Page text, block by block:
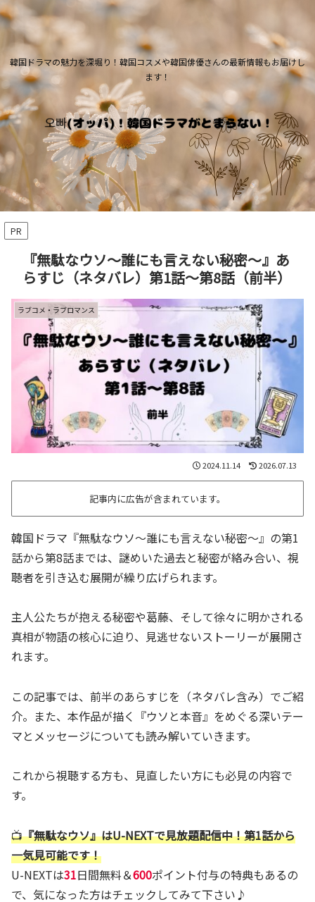
韓国ドラマの魅力を深堀り！韓国コスメや韓国俳優さんの最新情報もお届けし
ます！
PR
『無駄なウソ～誰にも言えない秘密～』あ
らすじ（ネタバレ）第1話～第8話（前半）
ラブコメ・ラブロマンス
2024.11.14 2026.07.13
記事内に広告が含まれています。
韓国ドラマ『無駄なウソ～誰にも言えない秘密～』の第1
話から第8話までは、謎めいた過去と秘密が絡み合い、視
聴者を引き込む展開が繰り広げられます。
主人公たちが抱える秘密や葛藤、そして徐々に明かされる
真相が物語の核心に迫り、見逃せないストーリーが展開さ
れます。
この記事では、前半のあらすじを（ネタバレ含み）でご紹
介。また、本作品が描く『ウソと本音』をめぐる深いテー
マとメッセージについても読み解いていきます。
これから視聴する方も、見直したい方にも必見の内容で
す。
📺『無駄なウソ』はU-NEXTで見放題配信中！第1話から
一気見可能です！
U-NEXTは31日間無料＆600ポイント付与の特典もあるの
で、気になった方はチェックしてみて下さい♪